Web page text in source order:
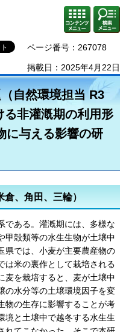
コンテ
ンツメ
ニュー
検索・
共通メ
ニュー
ページ番号：267078
掲載日：2025年4月22日
自然環境担当 R3
る非灌漑期の利用形
に与える影響の研
倉、角田、三輪）
である。灌漑期には、多様な
甲殻類等の水生生物が土壌中
県では、小麦が主要農産物の
は米の裏作として栽培される
麦を栽培すると、麦が土壌中
の水分等の土壌環境因子を変
物の生存に影響することが考
境と土壌中で越冬する水生生